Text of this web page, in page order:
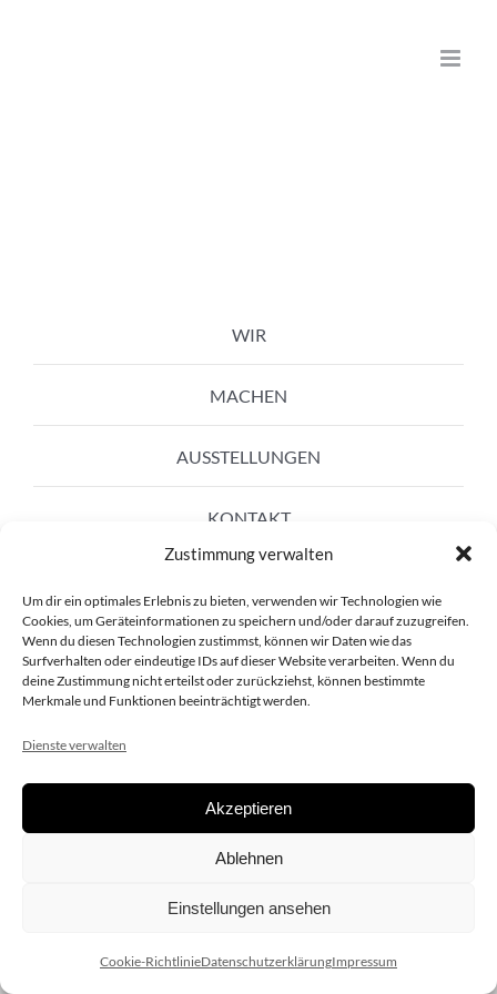
Zustimmung verwalten
Um dir ein optimales Erlebnis zu bieten, verwenden wir Technologien wie
Cookies, um Geräteinformationen zu speichern und/oder darauf zuzugreifen.
Wenn du diesen Technologien zustimmst, können wir Daten wie das
Surfverhalten oder eindeutige IDs auf dieser Website verarbeiten. Wenn du
deine Zustimmung nicht erteilst oder zurückziehst, können bestimmte
Merkmale und Funktionen beeinträchtigt werden.
Dienste verwalten
Akzeptieren
Ablehnen
Einstellungen ansehen
Cookie-RichtlinieDatenschutzerklärungImpressum
WIR
MACHEN
AUSSTELLUNGEN
KONTAKT
Copyright 2020 dieSCHAUsteller.at |Datenschützerklärung|
| Design:www.ARGEntur.at